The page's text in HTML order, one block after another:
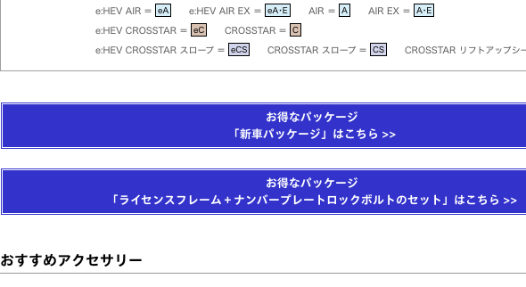
お得なパッケージ
「新車パッケージ」はこちら >>
お得なパッケージ
「ライセンスフレーム＋ナンバープレートロックボルトのセット」はこちら >>
おすすめアクセサリー